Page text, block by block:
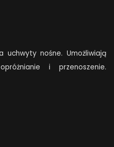
uchwyty nośne. Umożliwiają
i przenoszenie.